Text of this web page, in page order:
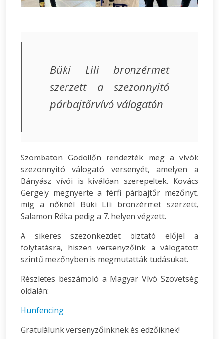
Büki Lili bronzérmet
szerzett a szezonnyitó
párbajtőrvívó válogatón
Szombaton Gödöllőn rendezték meg a vívók
szezonnyitó válogató versenyét, amelyen a
Bányász vívói is kiválóan szerepeltek. Kovács
Gergely megnyerte a férfi párbajtőr mezőnyt,
míg a nőknél Büki Lili bronzérmet szerzett,
Salamon Réka pedig a 7. helyen végzett.
A sikeres szezonkezdet biztató előjel a
folytatásra, hiszen versenyzőink a válogatott
szintű mezőnyben is megmutatták tudásukat.
Részletes beszámoló a Magyar Vívó Szövetség
oldalán:
Hunfencing
Gratulálunk versenyzőinknek és edzőiknek!